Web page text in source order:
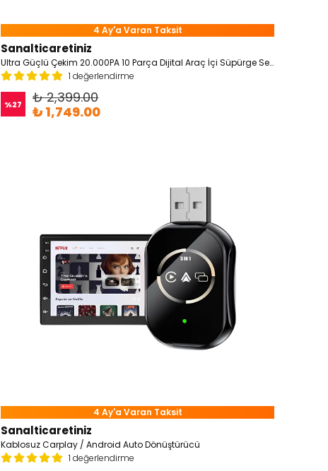
4 Ay'a Varan Taksit
Sanalticaretiniz
Ultra Güçlü Çekim 20.000PA 10 Parça Dijital Araç İçi Süpürge Seti
1 değerlendirme
%27
₺ 2,399.00
₺ 1,749.00
4 Ay'a Varan Taksit
Sanalticaretiniz
Kablosuz Carplay / Android Auto Dönüştürücü
1 değerlendirme